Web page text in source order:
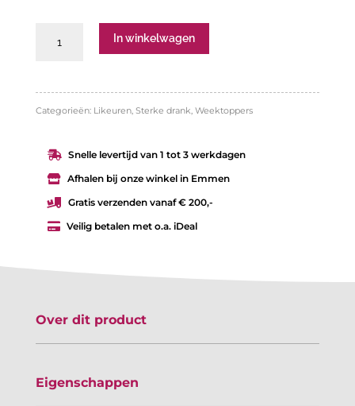
Brulee
In winkelwagen
Categorieën: Likeuren, Sterke drank, Weektoppers
 Snelle levertijd van 1 tot 3 werkdagen
 Afhalen bij onze winkel in Emmen
 Gratis verzenden vanaf € 200,-
 Veilig betalen met o.a. iDeal
Over dit product
Eigenschappen